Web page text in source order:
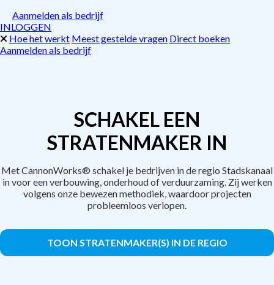
Aanmelden als bedrijf
INLOGGEN
Hoe het werkt Meest gestelde vragen Direct boeken
Aanmelden als bedrijf
SCHAKEL EEN
STRATENMAKER IN
Met CannonWorks® schakel je bedrijven in de regio Stadskanaal
in voor een verbouwing, onderhoud of verduurzaming. Zij werken
volgens onze bewezen methodiek, waardoor projecten
probleemloos verlopen.
TOON STRATENMAKER(S) IN DE REGIO